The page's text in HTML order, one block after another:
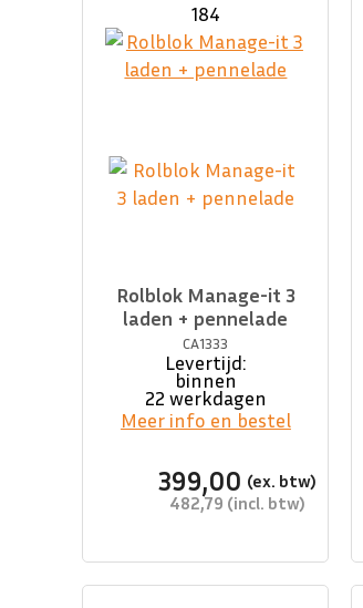
184
Rolblok Manage-it 3
laden + pennelade
CA1333
Levertijd:
binnen
22 werkdagen
399,00
482,79
Meer info en bestel